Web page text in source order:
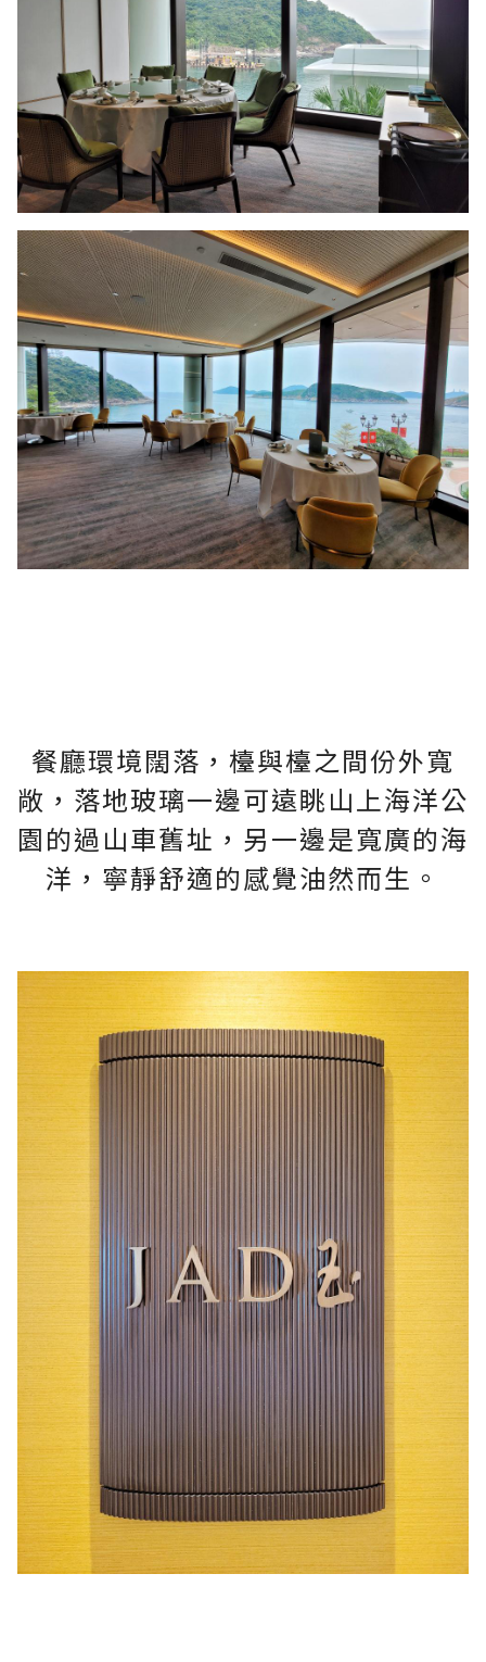
餐廳環境闊落，檯與檯之間份外寬
敞，落地玻璃一邊可遠眺山上海洋公
園的過山車舊址，另一邊是寬廣的海
洋，寧靜舒適的感覺油然而生。